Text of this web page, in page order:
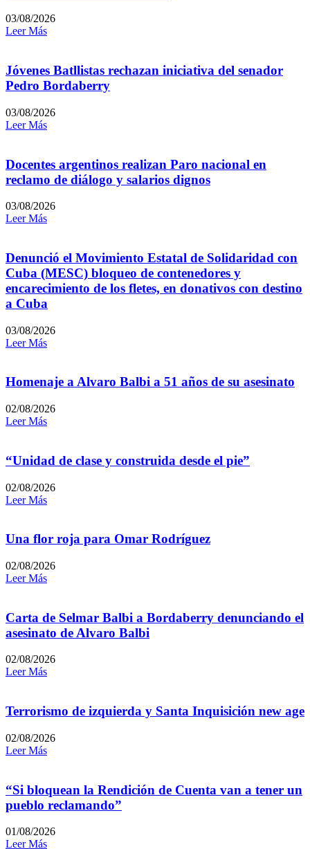
03/08/2026
Leer Más
Jóvenes Batllistas rechazan iniciativa del senador
Pedro Bordaberry
03/08/2026
Leer Más
Docentes argentinos realizan Paro nacional en
reclamo de diálogo y salarios dignos
03/08/2026
Leer Más
Denunció el Movimiento Estatal de Solidaridad con
Cuba (MESC) bloqueo de contenedores y
encarecimiento de los fletes, en donativos con destino
a Cuba
03/08/2026
Leer Más
Homenaje a Alvaro Balbi a 51 años de su asesinato
02/08/2026
Leer Más
“Unidad de clase y construida desde el pie”
02/08/2026
Leer Más
Una flor roja para Omar Rodríguez
02/08/2026
Leer Más
Carta de Selmar Balbi a Bordaberry denunciando el
asesinato de Alvaro Balbi
02/08/2026
Leer Más
Terrorismo de izquierda y Santa Inquisición new age
02/08/2026
Leer Más
“Si bloquean la Rendición de Cuenta van a tener un
pueblo reclamando”
01/08/2026
Leer Más